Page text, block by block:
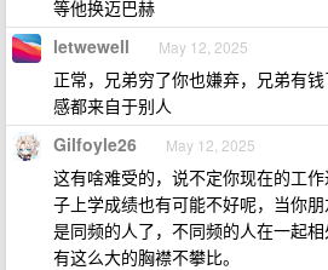
等他换迈巴赫
letwewell May 12, 2025
正常，兄弟穷了你也嫌弃，兄弟有
感都来自于别人
Gilfoyle26 May 12, 2025
这有啥难受的，说不定你现在的工
子上学成绩也有可能不好呢，当你
是同频的人了，不同频的人在一起
有这么大的胸襟不攀比。